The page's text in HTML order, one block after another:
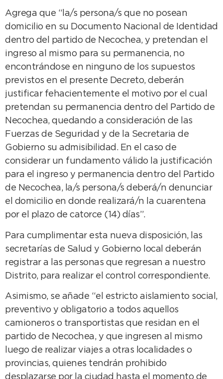
Agrega que “la/s persona/s que no posean
domicilio en su Documento Nacional de Identidad
dentro del partido de Necochea, y pretendan el
ingreso al mismo para su permanencia, no
encontrándose en ninguno de los supuestos
previstos en el presente Decreto, deberán
justificar fehacientemente el motivo por el cual
pretendan su permanencia dentro del Partido de
Necochea, quedando a consideración de las
Fuerzas de Seguridad y de la Secretaria de
Gobierno su admisibilidad. En el caso de
considerar un fundamento válido la justificación
para el ingreso y permanencia dentro del Partido
de Necochea, la/s persona/s deberá/n denunciar
el domicilio en donde realizará/n la cuarentena
por el plazo de catorce (14) días”.
Para cumplimentar esta nueva disposición, las
secretarías de Salud y Gobierno local deberán
registrar a las personas que regresan a nuestro
Distrito, para realizar el control correspondiente.
Asimismo, se añade “el estricto aislamiento social,
preventivo y obligatorio a todos aquellos
camioneros o transportistas que residan en el
partido de Necochea, y que ingresen al mismo
luego de realizar viajes a otras localidades o
provincias, quienes tendrán prohibido
desplazarse por la ciudad hasta el momento de